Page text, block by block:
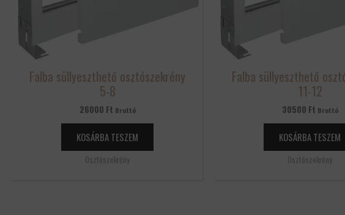
Falba süllyeszthető osztószekrény
5-8
26000 Ft Bruttó
KOSÁRBA TESZEM
Osztószekrény
Falba süllyeszthető
11-12
30500 Ft Bruttó
KOSÁRBA TESZEM
Osztószekrény